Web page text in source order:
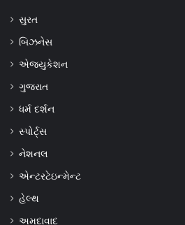
સુરત
બિઝનેસ
એજ્યુકેશન
ગુજરાત
ધર્મ દર્શન
સ્પોર્ટ્સ
નેશનલ
એન્ટરટેઇન્મેન્ટ
હેલ્થ
અમદાવાદ